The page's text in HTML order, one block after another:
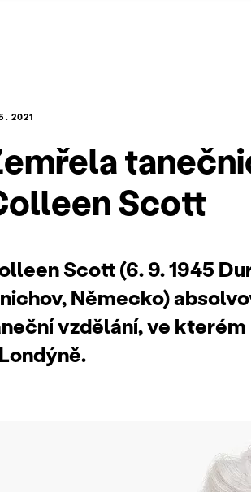
2021
Scott
Scott (6. 9. 1945
Německo)
vzdělání, ve